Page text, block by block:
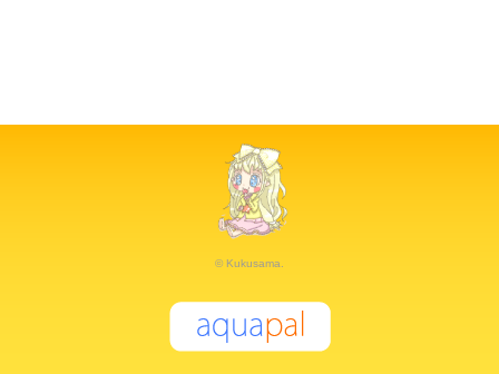
© Kukusama.